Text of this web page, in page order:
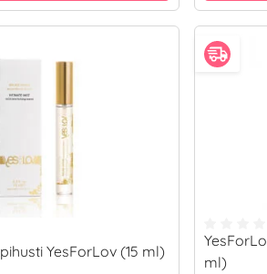
YesForLov (15 ml)
ml)